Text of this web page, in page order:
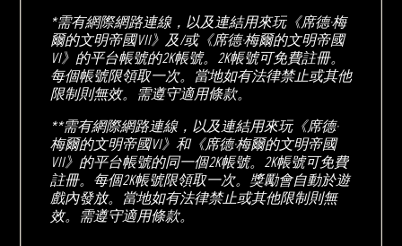
*需有網際網路連線，以及連結用來玩《席德·梅
爾的文明帝國VII》及/或《席德·梅爾的文明帝國
VI》的平台帳號的2K帳號。2K帳號可免費註冊。
每個帳號限領取一次。當地如有法律禁止或其他
限制則無效。需遵守適用條款。
**需有網際網路連線，以及連結用來玩《席德·
梅爾的文明帝國VI》和《席德·梅爾的文明帝國
VII》的平台帳號的同一個2K帳號。2K帳號可免費
註冊。每個2K帳號限領取一次。獎勵會自動於遊
戲內發放。當地如有法律禁止或其他限制則無
效。需遵守適用條款。